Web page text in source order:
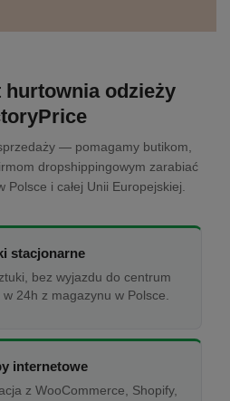
hurtownia odzieży
— pomagamy butikom,
dropshippingowym zarabiać
Polsce i całej Unii Europejskiej.
stacjonarne
bez wyjazdu do centrum
w 24h z magazynu w Polsce.
internetowe
z WooCommerce, Shopify,